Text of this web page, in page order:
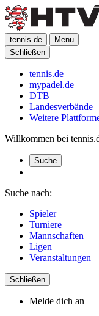
tennis.de
Menu
Schließen
tennis.de
mypadel.de
DTB
Landesverbände
Weitere
Willkommen bei
Suche
Suche nach:
Spieler
Turniere
Mannschaften
Ligen
Veranstaltungen
Schließen
Melde dich an